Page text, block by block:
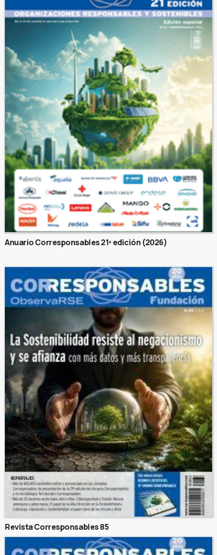
Anuario Corresponsables 21ª edición (2026)
Revista Corresponsables 85